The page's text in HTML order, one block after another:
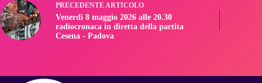
PRECEDENTE ARTICOLO
Venerdì 8 maggio 2026 alle 20.30
radiocronaca in diretta della partita
Cesena - Padova